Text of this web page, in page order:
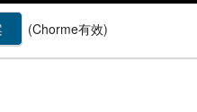
(Chorme有效)